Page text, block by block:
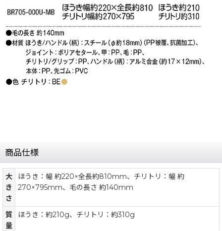
商品仕様
大
き
さ
ほうき：幅 約220×全長約810mm、チリトリ：幅 約
270×795mm、毛の長さ 約140mm
質
量
ほうき：約210g、チリトリ：約310g